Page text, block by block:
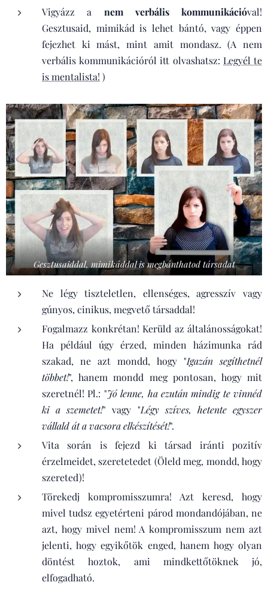
Vigyázz a nem verbális kommunikációval!
Gesztusaid, mimikád is lehet bántó, vagy éppen
fejezhet ki mást, mint amit mondasz. (A nem
verbális kommunikációról itt olvashatsz: Legyél te
is mentalista! )
Gesztusaiddal, mimikáddal is megbánthatod társadat
Ne légy tiszteletlen, ellenséges, agresszív vagy
gúnyos, cinikus, megvető társaddal!
Fogalmazz konkrétan! Kerüld az általánosságokat!
Ha például úgy érzed, minden házimunka rád
szakad, ne azt mondd, hogy "Igazán segíthetnél
többet!", hanem mondd meg pontosan, hogy mit
szeretnél! Pl.: "Jó lenne, ha ezután mindig te vinnéd
ki a szemetet!" vagy "Légy szíves, hetente egyszer
vállald át a vacsora elkészítését!".
Vita során is fejezd ki társad iránti pozitív
érzelmeidet, szeretetedet (Öleld meg, mondd, hogy
szereted)!
Törekedj kompromisszumra! Azt keresd, hogy
mivel tudsz egyetérteni párod mondandójában, ne
azt, hogy mivel nem! A kompromisszum nem azt
jelenti, hogy egyikőtök enged, hanem hogy olyan
döntést hoztok, ami mindkettőtöknek jó,
elfogadható.